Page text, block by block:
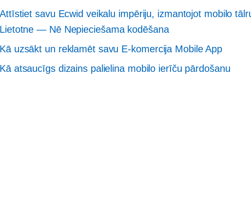
Attīstiet savu Ecwid veikalu impēriju, izmantojot mobilo
Lietotne — NēNepieciešama kodēšana
Kā uzsākt un reklamēt savu E-komercija Mobile App
Kā atsaucīgs dizains palielina mobilo ierīču pārdošanu